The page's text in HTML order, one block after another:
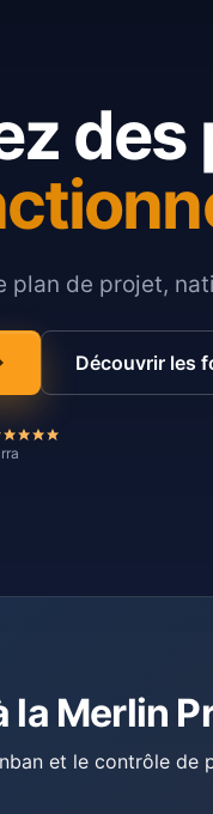
des
plan de projet,
Découvrir les
la Merlin
et le contrôle de